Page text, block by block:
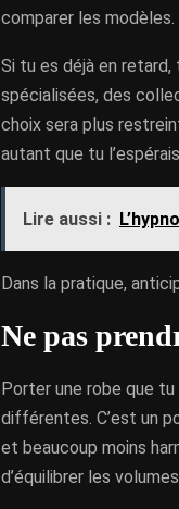
comparer les modèles.
Si tu es déjà en
spécialisées, des
choix sera plus
autant que tu
Lire aussi :
Dans la pratique,
Ne pas
Porter une robe que
différentes. C’est un
et beaucoup moins
d’équilibrer les